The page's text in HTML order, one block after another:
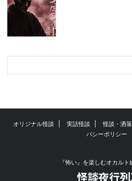
オリジナル怪談 実話怪談 怪談・洒
バシーポリシー
『怖い』を楽しむオカル
怪談夜行